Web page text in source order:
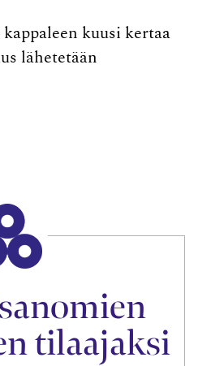
kuusi kertaa
lähetetään
tilaajaksi